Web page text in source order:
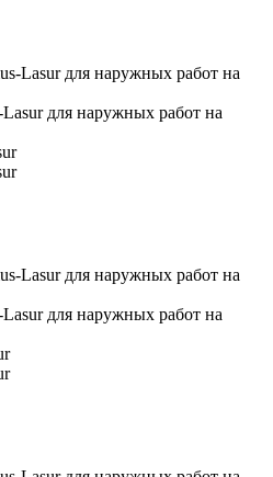
для наружных работ на
для наружных работ на